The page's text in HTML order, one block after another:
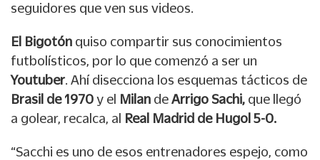
seguidores que ven sus videos.
El Bigotón quiso compartir sus conocimientos
futbolísticos, por lo que comenzó a ser un
Youtuber. Ahí disecciona los esquemas tácticos de
Brasil de 1970 y el Milan de Arrigo Sachi, que llegó
a golear, recalca, al Real Madrid de Hugol 5-0.
“Sacchi es uno de esos entrenadores espejo, como